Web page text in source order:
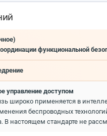
функциональной
управление доступом
широко применяется в
беспроводных
В настоящем стандарте не